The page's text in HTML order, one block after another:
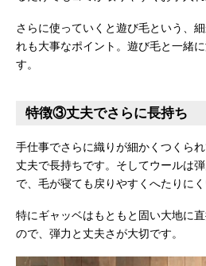
さらに使っていくと遊び毛という、
れも大事なポイント。遊び毛と一緒
す。
特徴③丈夫でさらに長持ち
手仕事でさらに織りが細かくつくら
丈夫で長持ちです。そしてウールは
で、毛が寝ても戻りやすくへたりにく
特にギャッベはもともと固い大地に
ので、弾力と丈夫さが大切です。